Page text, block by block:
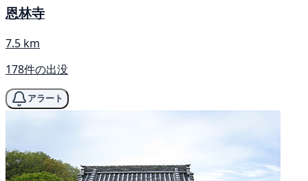
恩林寺
7.5 km
178件の出没
アラート